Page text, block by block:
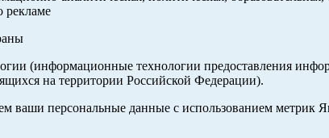
рекламе
(информационные технологии предоставления
на территории Российской Федерации).
ваши персональные данные с использованием метрик